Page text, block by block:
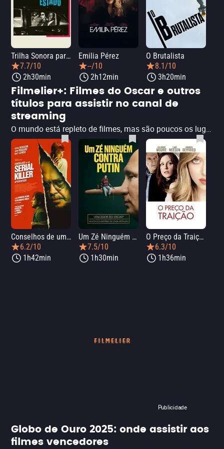
Trilha Sonora para um Golpe de Estado
7.7/10
2h30min
Emilia Pérez
--/10
2h12min
O Brutalista
8.1/10
3h20min
Filmelier+: Filmes do Oscar e outros
títulos para assistir no canal de
streaming
O mundo está repleto de filmes, mas são poucos os lugares onde encontramos verdadeiras joias do cinema. O Filmelier+ veio para mudar isso. Disponível para assinatura dentro do Prime Video, este canal oferece um catálogo curado por apaixonados por cinema, além de trazer títulos inéditos, como Quatro Paredes (Black Box Diaries), documentário indicado ao Oscar. Para que você possa explorar essa novidade, selecionamos aqui 10 filmes imperdíveis para assistir no Filmelier+ e aproveitar ao máximo sua assinatura.
Conselhos de um Serial Killer Aposentado
6.2/10
1h42min
Um Zé Ninguém contra Putin
7.5/10
1h30min
O Preço da Traição
6.3/10
1h36min
Publicidade
Globo de Ouro 2025: onde assistir aos
filmes vencedores